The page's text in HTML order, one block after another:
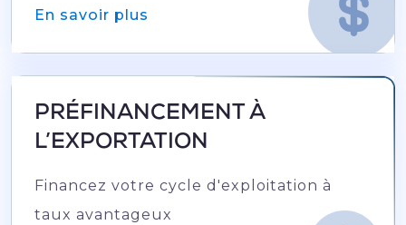
En savoir plus
PRÉFINANCEMENT À
L’EXPORTATION
Financez votre cycle d'exploitation à
taux avantageux